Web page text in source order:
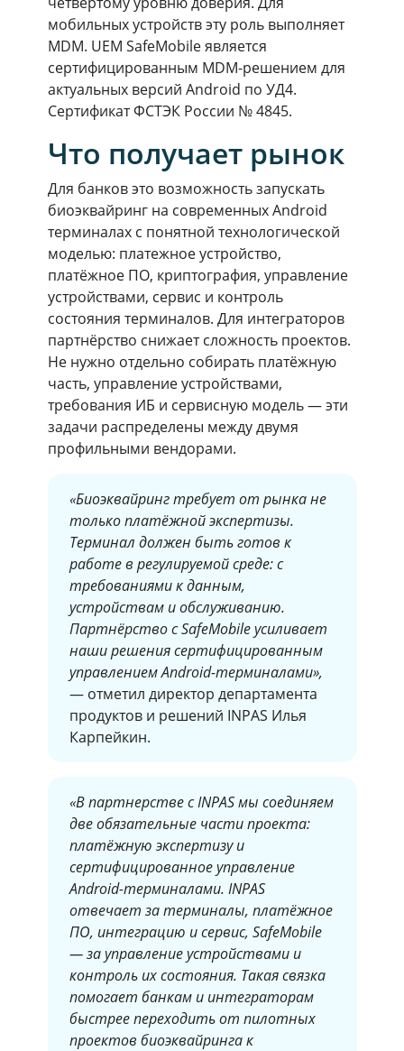
мобильных устройств эту роль выполняет
MDM. UEM SafeMobile является
сертифицированным MDM-решением для
актуальных версий Android по УД4.
Сертификат ФСТЭК России № 4845.
Что получает рынок
Для банков это возможность запускать
биоэквайринг на современных Android
терминалах с понятной технологической
моделью: платежное устройство,
платёжное ПО, криптография, управление
устройствами, сервис и контроль
состояния терминалов. Для интеграторов
партнёрство снижает сложность проектов.
Не нужно отдельно собирать платёжную
часть, управление устройствами,
требования ИБ и сервисную модель — эти
задачи распределены между двумя
профильными вендорами.
«Биоэквайринг требует от рынка не
только платёжной экспертизы.
Терминал должен быть готов к
работе в регулируемой среде: с
требованиями к данным,
устройствам и обслуживанию.
Партнёрство с SafeMobile усиливает
наши решения сертифицированным
управлением Android-терминалами»,
— отметил директор департамента
продуктов и решений INPAS Илья
Карпейкин.
«В партнерстве с INPAS мы соединяем
две обязательные части проекта:
платёжную экспертизу и
сертифицированное управление
Android-терминалами. INPAS
отвечает за терминалы, платёжное
ПО, интеграцию и сервис, SafeMobile
— за управление устройствами и
контроль их состояния. Такая связка
помогает банкам и интеграторам
быстрее переходить от пилотных
проектов биоэквайринга к